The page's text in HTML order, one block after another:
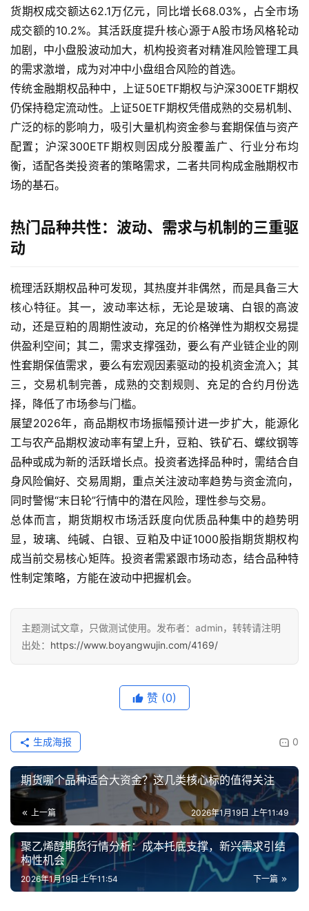
原
油
期
国
际
货
恒
指
期
货
期
货
入
门
期
货
行
情
金
期
货
货期权成交额达62.1万亿元，同比增长68.03%，占全市场
成交额的10.2%。其活跃度提升核心源于A股市场风格轮动
加剧，中小盘股波动加大，机构投资者对精准风险管理工具
的需求激增，成为对冲中小盘组合风险的首选。
传统金融期权品种中，上证50ETF期权与沪深300ETF期权
仍保持稳定流动性。上证50ETF期权凭借成熟的交易机制、
广泛的标的影响力，吸引大量机构资金参与套期保值与资产
配置；沪深300ETF期权则因成分股覆盖广、行业分布均
衡，适配各类投资者的策略需求，二者共同构成金融期权市
场的基石。
热门品种共性：波动、需求与机制的三重驱
动
梳理活跃期权品种可发现，其热度并非偶然，而是具备三大
核心特征。其一，波动率达标，无论是玻璃、白银的高波
动，还是豆粕的周期性波动，充足的价格弹性为期权交易提
供盈利空间；其二，需求支撑强劲，要么有产业链企业的刚
性套期保值需求，要么有宏观因素驱动的投机资金流入；其
三，交易机制完善，成熟的交割规则、充足的合约月份选
择，降低了市场参与门槛。
展望2026年，商品期权市场振幅预计进一步扩大，能源化
工与农产品期权波动率有望上升，豆粕、铁矿石、螺纹钢等
品种或成为新的活跃增长点。投资者选择品种时，需结合自
身风险偏好、交易周期，重点关注波动率趋势与资金流向，
同时警惕“末日轮”行情中的潜在风险，理性参与交易。
总体而言，期货期权市场活跃度向优质品种集中的趋势明
显，玻璃、纯碱、白银、豆粕及中证1000股指期货期权构
成当前交易核心矩阵。投资者需紧跟市场动态，结合品种特
性制定策略，方能在波动中把握机会。
主题测试文章，只做测试使用。发布者：admin，转转请注明
出处： https://www.boyangwujin.com/4169/
赞 (0)
0
生成海报
期货哪个品种适合大资金？这几类核心标的值得关注
上一篇 2026年1月19日 上午11:49
聚乙烯醇期货行情分析：成本托底支撑，新兴需求引结
构性机会
下一篇
2026年1月19日 上午11:54